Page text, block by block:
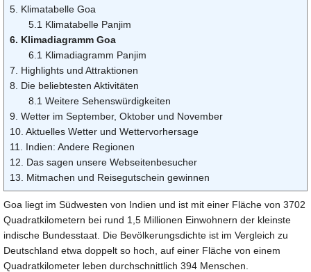
5. Klimatabelle Goa
5.1 Klimatabelle Panjim
6. Klimadiagramm Goa
6.1 Klimadiagramm Panjim
7. Highlights und Attraktionen
8. Die beliebtesten Aktivitäten
8.1 Weitere Sehenswürdigkeiten
9. Wetter im September, Oktober und November
10. Aktuelles Wetter und Wettervorhersage
11. Indien: Andere Regionen
12. Das sagen unsere Webseitenbesucher
13. Mitmachen und Reisegutschein gewinnen
Goa liegt im Südwesten von Indien und ist mit einer Fläche von 3702
Quadratkilometern bei rund 1,5 Millionen Einwohnern der kleinste
indische Bundesstaat. Die Bevölkerungsdichte ist im Vergleich zu
Deutschland etwa doppelt so hoch, auf einer Fläche von einem
Quadratkilometer leben durchschnittlich 394 Menschen.